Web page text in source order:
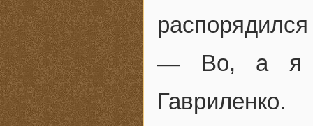
— Во, а я
Гавриленко.